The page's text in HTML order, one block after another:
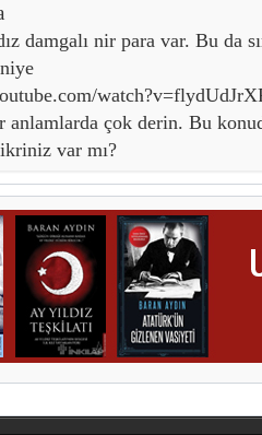
damgalı nir para var. Bu da
anlamlarda çok derin. Bu
var mı?